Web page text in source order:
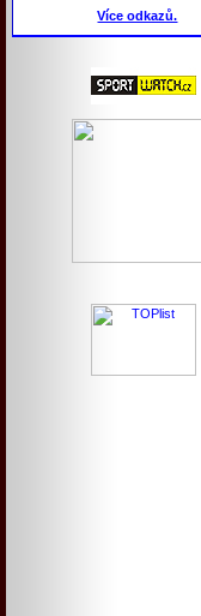
Více odkazů.